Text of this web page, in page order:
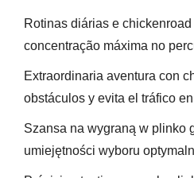
Rotinas diárias e
concentração máxima no
Extraordinaria aventura con
obstáculos y evita el tráfico
Szansa na wygraną w plinko
umiejętności wyboru